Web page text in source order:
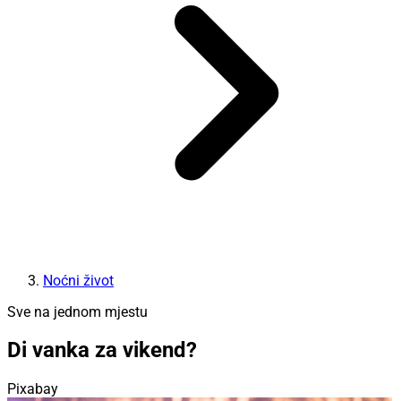
Noćni život
Sve na jednom mjestu
Di vanka za vikend?
Pixabay